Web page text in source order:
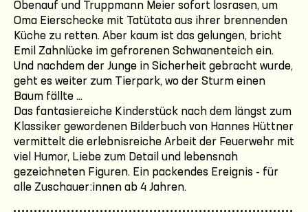
Obenauf und Truppmann Meier sofort losrasen, um
Oma Eierschecke mit Tatütata aus ihrer brennenden
Küche zu retten. Aber kaum ist das gelungen, bricht
Emil Zahnlücke im gefrorenen Schwanenteich ein.
Und nachdem der Junge in Sicherheit gebracht wurde,
geht es weiter zum Tierpark, wo der Sturm einen
Baum fällte ...
Das fantasiereiche Kinderstück nach dem längst zum
Klassiker gewordenen Bilderbuch von Hannes Hüttner
vermittelt die erlebnisreiche Arbeit der Feuerwehr mit
viel Humor, Liebe zum Detail und lebensnah
gezeichneten Figuren. Ein packendes Ereignis - für
alle Zuschauer:innen ab 4 Jahren.